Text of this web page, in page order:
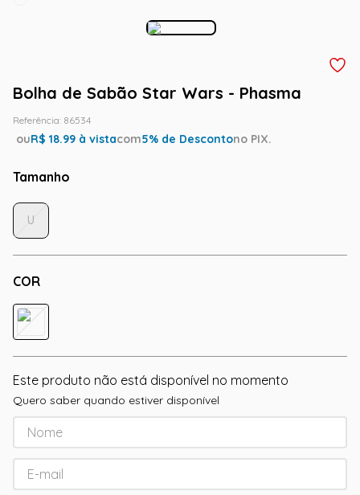
Bolha de Sabão Star Wars - Phasma
Referência: 86534
ouR$ 18.99 à vistacom5% de Descontono PIX.
Tamanho
COR
U
Este produto não está disponível no momento
Quero saber quando estiver disponível